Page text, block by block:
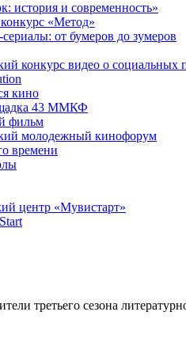
история и современность»
«Метод»
сериалы: от бумеров до зумеров
конкурс видео о социальных
кино
43 ММКФ
фильм
молодежный кинофорум
времени
центр «Мувистарт»
третьего сезона